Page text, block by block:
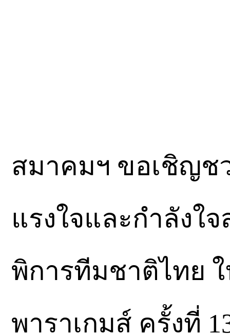
สมาคมฯ ขอเชิญช
แรงใจและกำลัง
พิการทีมชาติไทย
พาราเกมส์ ครั้งที่